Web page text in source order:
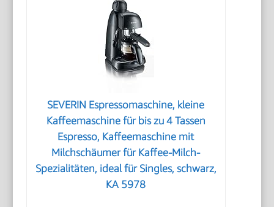
SEVERIN Espressomaschine, kleine
Kaffeemaschine für bis zu 4 Tassen
Espresso, Kaffeemaschine mit
Milchschäumer für Kaffee-Milch-
Spezialitäten, ideal für Singles, schwarz,
KA 5978